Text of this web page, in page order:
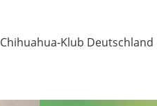
Chihuahua-Klub Deutschland